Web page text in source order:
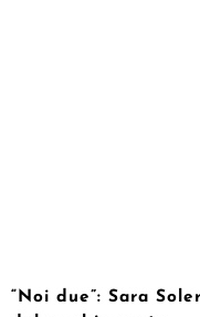
“Noi due”: Sara